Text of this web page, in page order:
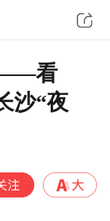
——看
沙“夜